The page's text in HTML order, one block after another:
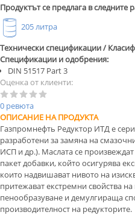
Продуктът се предлага в следните
205 литра
Технически спецификации /
Спецификации и одобрения:
DIN 51517 Part 3
Оценка от клиенти:
0 ревюта
ОПИСАНИЕ НА ПРОДУКТА
Газпромнефть Редуктор ИТД е
разработени за замяна на
ИСП и др.). Маслата се
пакет добавки, който осигурява
които надвишават нивото на
притежават екстремни свойства
пенообразуване и демулгираща
производителност на редукторите.